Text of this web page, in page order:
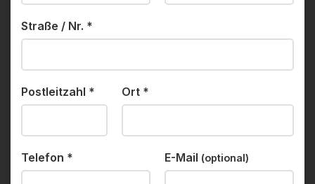
Straße / Nr. *
Postleitzahl * Ort *
Telefon * E-Mail (optional)